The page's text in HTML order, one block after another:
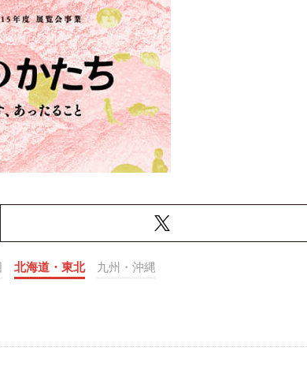
北海道・東北 九州・沖縄